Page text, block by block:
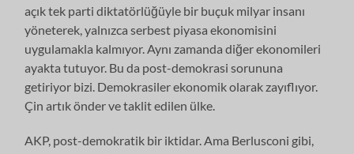
açık tek parti diktatörlüğüyle bir buçuk milyar insanı
yöneterek, yalnızca serbest piyasa ekonomisini
uygulamakla kalmıyor. Aynı zamanda diğer ekonomileri
ayakta tutuyor. Bu da post-demokrasi sorununa
getiriyor bizi. Demokrasiler ekonomik olarak zayıflıyor.
Çin artık önder ve taklit edilen ülke.
AKP, post-demokratik bir iktidar. Ama Berlusconi gibi,